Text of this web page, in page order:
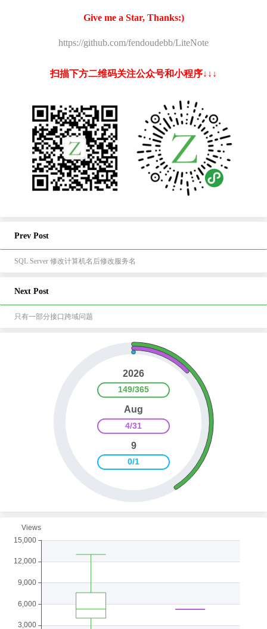
Give me a Star, Thanks:)
https://github.com/fendoudebb/LiteNote
扫描下方二维码关注公众号和小程序↓↓↓
Prev Post
SQL Server 修改计算机名后修改服务名
Next Post
只有一部分接口跨域问题